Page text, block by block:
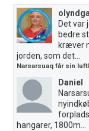
Det var
bedre
kræver
jorden, som det...
Narsarsuaq får sin
Daniel
hangarer, 1800m...